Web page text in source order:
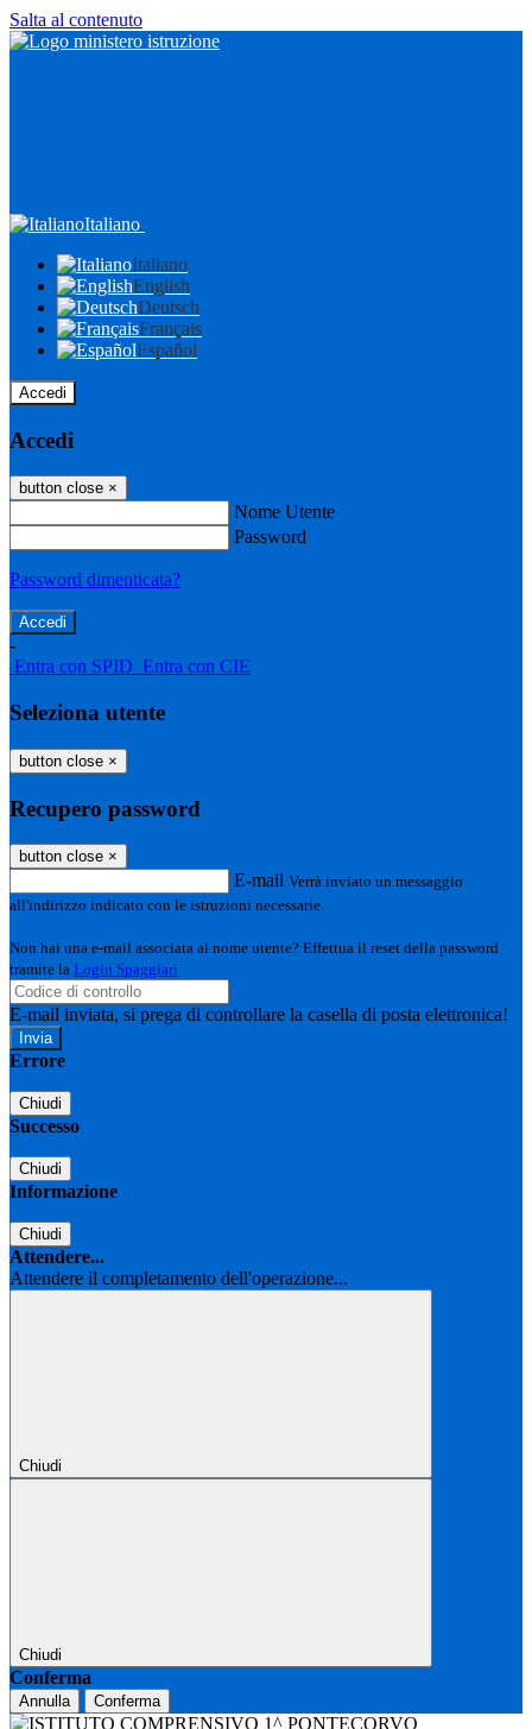
Salta al contenuto
Italiano
Italiano
English
Deutsch
Français
Español
Accedi
Accedi
button close ×
Nome Utente
Password
Password dimenticata?
-
Entra con SPID Entra con CIE
Seleziona utente
button close ×
Recupero password
button close ×
E-mail Verrà inviato un messaggio
all'indirizzo indicato con le istruzioni necessarie.
Non hai una e-mail associata al nome utente? Effettua il reset della password
tramite la Login Spaggiari
E-mail inviata, si prega di controllare la casella di posta elettronica!
Errore
Chiudi
Successo
Chiudi
Informazione
Chiudi
Attendere...
Attendere il completamento dell'operazione...
Chiudi
Chiudi
Conferma
Annulla Conferma